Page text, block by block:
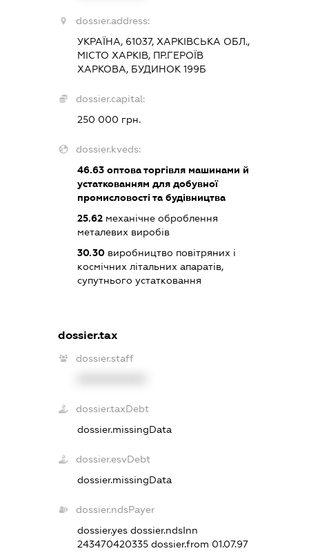
dossier.address:
УКРАЇНА, 61037, ХАРКІВСЬКА ОБЛ.,
МІСТО ХАРКІВ, ПР.ГЕРОЇВ
ХАРКОВА, БУДИНОК 199Б
dossier.capital:
250 000 грн.
dossier.kveds:
46.63оптова торгівля машинами й
устаткованням для добувної
промисловості та будівництва
25.62механічне оброблення
металевих виробів
30.30виробництво повітряних і
космічних літальних апаратів,
супутнього устатковання
dossier.tax
dossier.staff
dossier.taxDebt
dossier.missingData
dossier.esvDebt
dossier.missingData
dossier.ndsPayer
dossier.yes dossier.ndsInn
243470420335 dossier.from 01.07.97